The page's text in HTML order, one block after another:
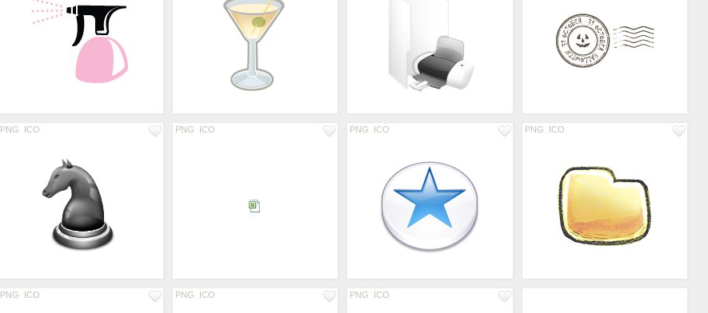
PNG ICO PNG ICO PNG ICO PNG ICO
PNG ICO PNG ICO PNG ICO